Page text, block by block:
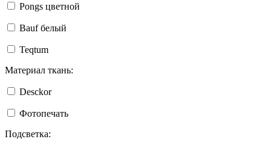
Pongs цветной
Bauf белый
Teqtum
Материал ткань:
Desckor
Фотопечать
Подсветка: